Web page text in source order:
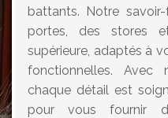
battants. Notre
portes, des stores
supérieure, adaptés à
fonctionnelles. Avec
chaque détail est
pour vous fournir